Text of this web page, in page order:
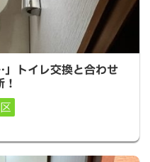
イレ交換と合わせて床の
」トイレ交換と合わせ